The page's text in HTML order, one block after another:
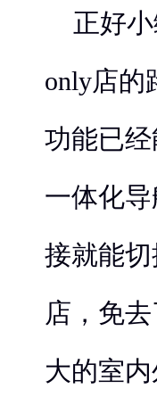
正好
only店的
功能已
一体化
接就能
店，免
大的室